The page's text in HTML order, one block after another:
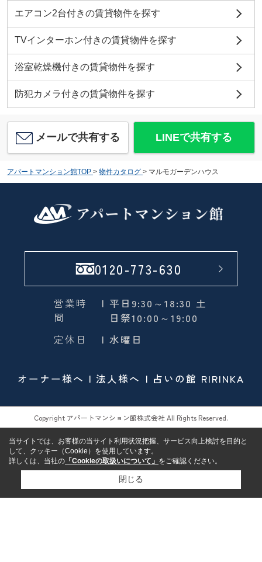
エアコン2台付きの賃貸物件を探す
TVインターホン付きの賃貸物件を探す
浴室乾燥機付きの賃貸物件を探す
防犯カメラ付きの賃貸物件を探す
メールで共有する LINEで共有する
アパートマンション館TOP > 物件カタログ > マルモガーデンハウス
0120-773-630
営業時
間
| 平日9:30～18:30 土
日祭10:00～19:00
定休日
| 水曜日
オーナー様へ 法人様へ 占いの館 RIRINKA
Copyright アパートマンション館株式会社 All Rights Reserved.
当サイトでは、お客様の当サイト利用状況把握、サービス向上検討を目的と
して、クッキー（Cookie）を使用しています。
詳しくは、当社の 「Cookieの取扱いについて」 をご確認ください。
閉じる